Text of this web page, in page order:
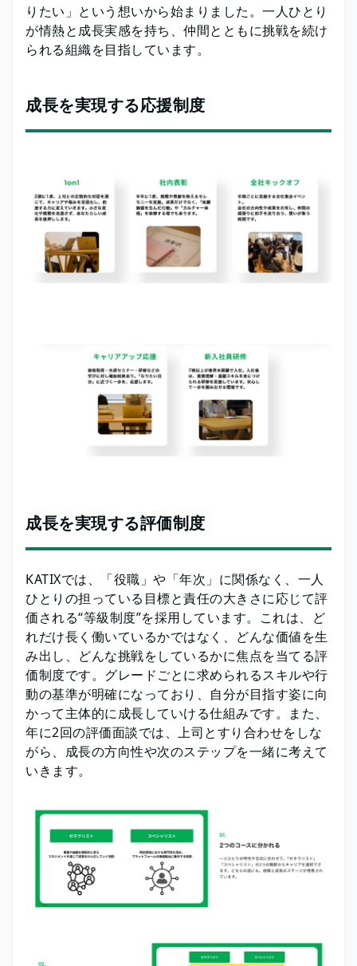
りたい」という想いから始まりました。一人ひとり
が情熱と成長実感を持ち、仲間とともに挑戦を続け
られる組織を目指しています。
成長を実現する応援制度
成長を実現する評価制度
KATIXでは、「役職」や「年次」に関係なく、一人
ひとりの担っている目標と責任の大きさに応じて評
価される“等級制度”を採用しています。これは、ど
れだけ長く働いているかではなく、どんな価値を生
み出し、どんな挑戦をしているかに焦点を当てる評
価制度です。グレードごとに求められるスキルや行
動の基準が明確になっており、自分が目指す姿に向
かって主体的に成長していける仕組みです。また、
年に2回の評価面談では、上司とすり合わせをしな
がら、成長の方向性や次のステップを一緒に考えて
いきます。